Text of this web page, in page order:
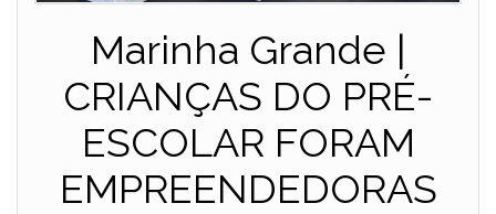
Marinha Grande |
CRIANÇAS DO PRÉ-
ESCOLAR FORAM
EMPREENDEDORAS